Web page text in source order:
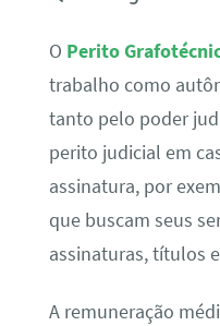
O Perito
trabalho como
tanto pelo poder
perito judicial em
assinatura, por
que buscam seus
assinaturas, títulos
A remuneração